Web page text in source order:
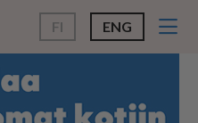
FI ENG